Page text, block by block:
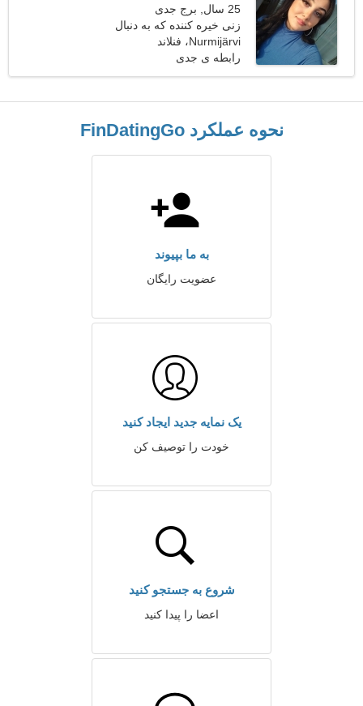
25 سال, برج جدی
زنی خیره کننده که به دنبال
یک قرار است
Nurmijärvi، فنلاند
رابطه ی جدی
نحوه عملکرد FinDatingGo
به ما بپیوند
عضویت رایگان
یک نمایه جدید ایجاد کنید
خودت را توصیف کن
شروع به جستجو کنید
اعضا را پیدا کنید